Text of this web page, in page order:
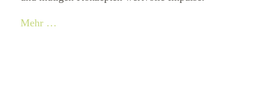
Mehr …